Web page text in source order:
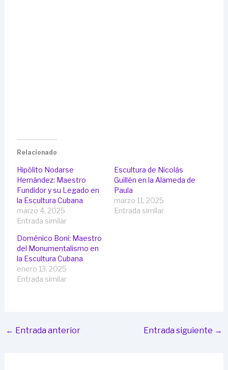
Relacionado
Hipólito Nodarse
Hernández: Maestro
Fundidor y su Legado en
la Escultura Cubana
marzo 4, 2025
Entrada similar
Escultura de Nicolás
Guillén en la Alameda de
Paula
marzo 11, 2025
Entrada similar
Doménico Boni: Maestro
del Monumentalismo en
la Escultura Cubana
enero 13, 2025
Entrada similar
← Entrada anterior Entrada siguiente →